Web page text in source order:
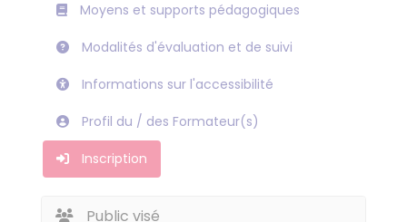
Moyens et supports pédagogiques
Modalités d'évaluation et de suivi
Informations sur l'accessibilité
Profil du / des Formateur(s)
Inscription
Public visé